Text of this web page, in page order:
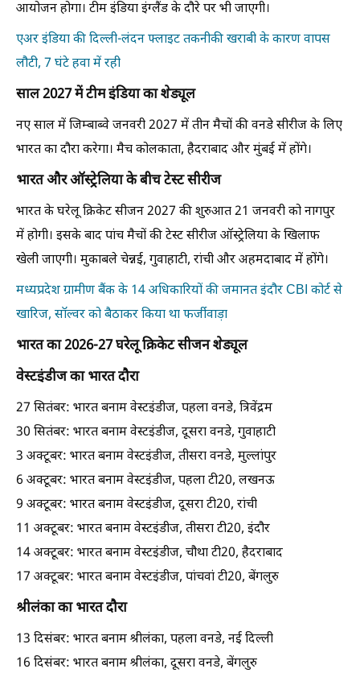
आयोजन होगा। टीम इंडिया इंग्लैंड के दौरे पर भी जाएगी।
एअर इंडिया की दिल्ली-लंदन फ्लाइट तकनीकी खराबी के कारण वापस
लौटी, 7 घंटे हवा में रही
साल 2027 में टीम इंडिया का शेड्यूल
नए साल में जिम्बाब्वे जनवरी 2027 में तीन मैचों की वनडे सीरीज के लिए
भारत का दौरा करेगा। मैच कोलकाता, हैदराबाद और मुंबई में होंगे।
भारत और ऑस्ट्रेलिया के बीच टेस्ट सीरीज
भारत के घरेलू क्रिकेट सीजन 2027 की शुरुआत 21 जनवरी को नागपुर
में होगी। इसके बाद पांच मैचों की टेस्ट सीरीज ऑस्ट्रेलिया के खिलाफ
खेली जाएगी। मुकाबले चेन्नई, गुवाहाटी, रांची और अहमदाबाद में होंगे।
मध्यप्रदेश ग्रामीण बैंक के 14 अधिकारियों की जमानत इंदौर CBI कोर्ट से
खारिज, सॉल्वर को बैठाकर किया था फर्जीवाड़ा
भारत का 2026-27 घरेलू क्रिकेट सीजन शेड्यूल
वेस्टइंडीज का भारत दौरा
27 सितंबर: भारत बनाम वेस्टइंडीज, पहला वनडे, त्रिवेंद्रम
30 सितंबर: भारत बनाम वेस्टइंडीज, दूसरा वनडे, गुवाहाटी
3 अक्टूबर: भारत बनाम वेस्टइंडीज, तीसरा वनडे, मुल्लांपुर
6 अक्टूबर: भारत बनाम वेस्टइंडीज, पहला टी20, लखनऊ
9 अक्टूबर: भारत बनाम वेस्टइंडीज, दूसरा टी20, रांची
11 अक्टूबर: भारत बनाम वेस्टइंडीज, तीसरा टी20, इंदौर
14 अक्टूबर: भारत बनाम वेस्टइंडीज, चौथा टी20, हैदराबाद
17 अक्टूबर: भारत बनाम वेस्टइंडीज, पांचवां टी20, बेंगलुरु
श्रीलंका का भारत दौरा
13 दिसंबर: भारत बनाम श्रीलंका, पहला वनडे, नई दिल्ली
16 दिसंबर: भारत बनाम श्रीलंका, दूसरा वनडे, बेंगलुरु